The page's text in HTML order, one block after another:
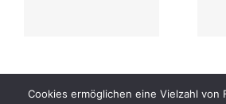
Beiträge Archiv Impressum
Cookies ermöglichen eine Vielzahl von